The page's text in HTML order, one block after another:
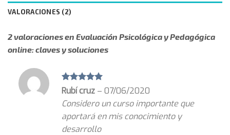
VALORACIONES (2)
2 valoraciones en Evaluación Psicológica y Pedagógica
online: claves y soluciones
Valorado en
Rubí cruz – 07/06/2020
Considero un curso importante que
aportará en mis conocimiento y
desarrollo